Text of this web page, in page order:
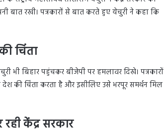
बात रखी। पत्रकारों से बात करते हुए येचुरी ने कहा कि
चिंता
भी बिहार पहुंचकर बीजेपी पर हमलावर दिखे। पत्रकारों
की चिंता करता है और इसीलिए उसे भरपूर समर्थन मिल
केंद्र सरकार